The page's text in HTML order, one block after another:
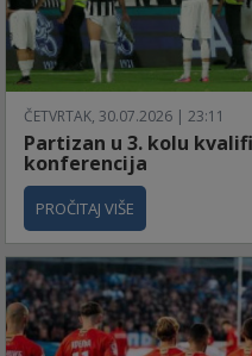
ČETVRTAK, 30.07.2026 | 23:11
Partizan u 3. kolu
konferencija
PROČITAJ VIŠE